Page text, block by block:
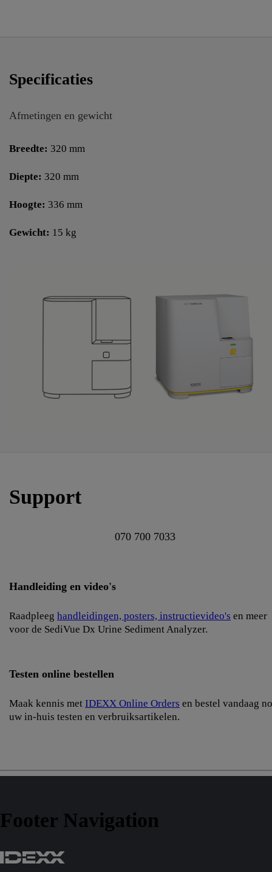
Specificaties
Afmetingen en gewicht
Breedte: 320 mm
Diepte: 320 mm
Hoogte: 336 mm
Gewicht: 15 kg
Support
070 700 7033
Handleiding en video's
Raadpleeg handleidingen, posters, instructievideo's en meer
voor de SediVue Dx Urine Sediment Analyzer.
Testen online bestellen
Maak kennis met IDEXX Online Orders en bestel vandaag
uw in-huis testen en verbruiksartikelen.
Footer Navigation